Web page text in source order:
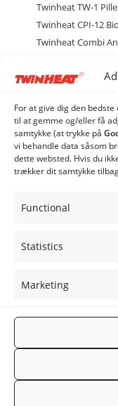
For at give dig den
til at gemme og/eller få
samtykke (at trykke på
vi behandle data såsom
dette websted. Hvis du
trækker dit samtykke
Functional
Statistics
Marketing
Twinheat TW-1
Twinheat CPI-12
Twinheat Combi
Type MCS
ME20
ME40
ME80
Twinheat Industri
Øvrige produkter
T